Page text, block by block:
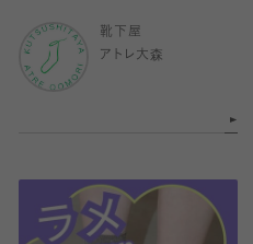
靴下屋
アトレ大森